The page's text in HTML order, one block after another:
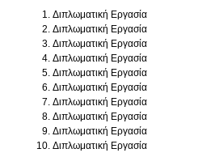
Διπλωματική Εργασία
Διπλωματική Εργασία
Διπλωματική Εργασία
Διπλωματική Εργασία
Διπλωματική Εργασία
Διπλωματική Εργασία
Διπλωματική Εργασία
Διπλωματική Εργασία
Διπλωματική Εργασία
Διπλωματική Εργασία